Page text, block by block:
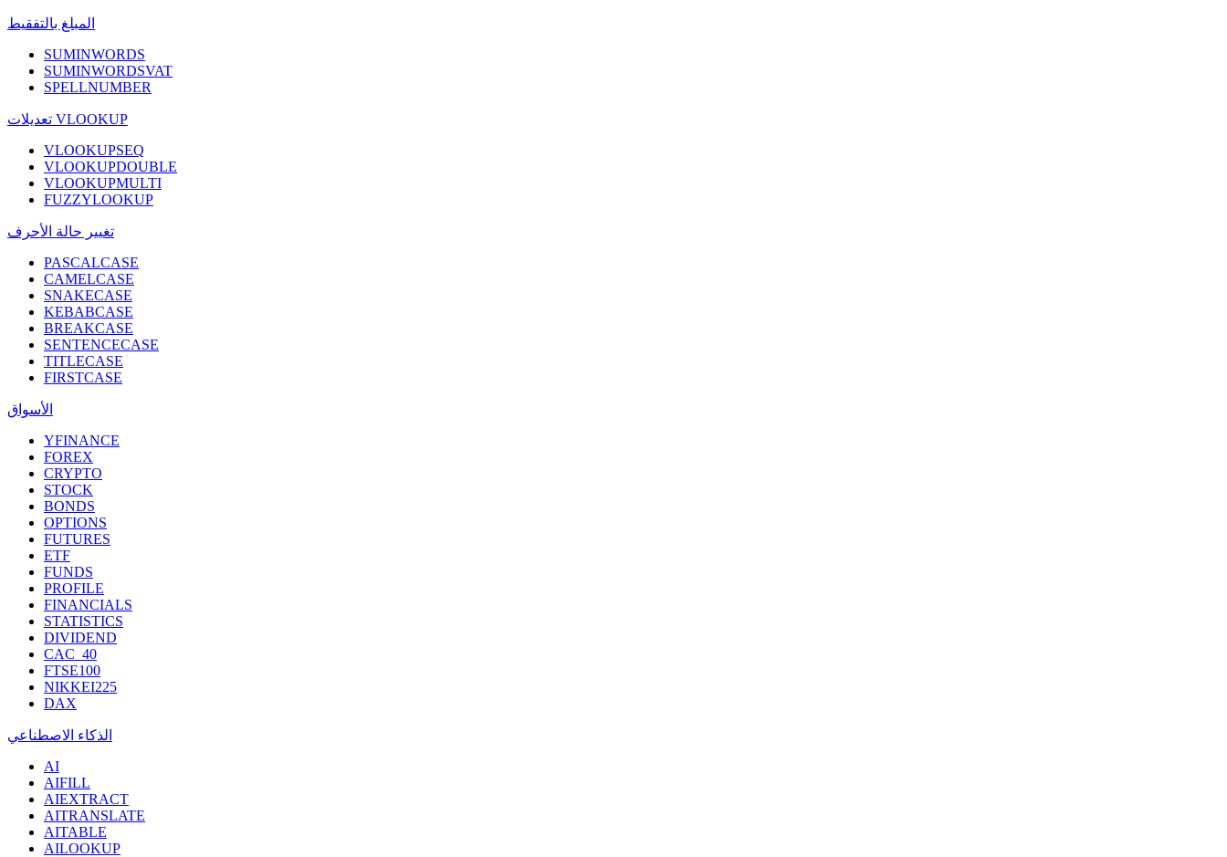
المبلغ بالتفقيط
SUMINWORDS
SUMINWORDSVAT
SPELLNUMBER
تعديلات VLOOKUP
VLOOKUPSEQ
VLOOKUPDOUBLE
VLOOKUPMULTI
FUZZYLOOKUP
تغيير حالة الأحرف
PASCALCASE
CAMELCASE
SNAKECASE
KEBABCASE
BREAKCASE
SENTENCECASE
TITLECASE
FIRSTCASE
الأسواق
YFINANCE
FOREX
CRYPTO
STOCK
BONDS
OPTIONS
FUTURES
ETF
FUNDS
PROFILE
FINANCIALS
STATISTICS
DIVIDEND
CAC_40
FTSE100
NIKKEI225
DAX
الذكاء الاصطناعي
AI
AIFILL
AIEXTRACT
AITRANSLATE
AITABLE
AILOOKUP